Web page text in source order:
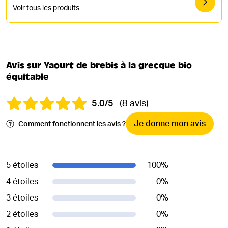
Voir tous les produits
Avis sur Yaourt de brebis à la grecque bio
équitable
5.0/5 (8 avis)
Comment fonctionnent les avis ? Je donne mon avis
5 étoiles 100%
4 étoiles
0%
3 étoiles
0%
2 étoiles
0%